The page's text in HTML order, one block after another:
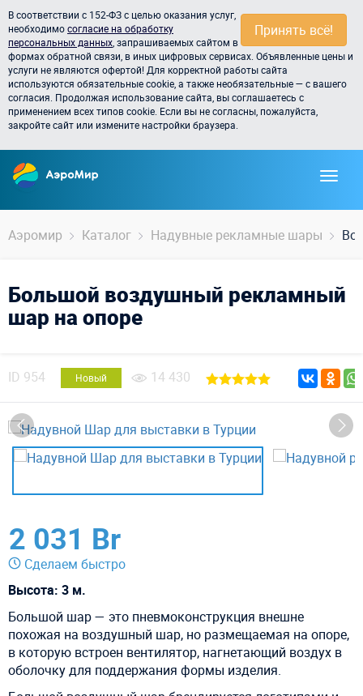
Принять всё!
В соответствии с 152-ФЗ с целью оказания услуг,
необходимосогласие на обработку
персональных данных , запрашиваемых сайтом в
формах обратной связи, в иных цифровых сервисах. Объявленные цены и
услуги не являются офертой! Для корректной работы сайта
используются обязательные cookie, а также необязательные — с вашего
согласия. Продолжая использование сайта, вы соглашаетесь с
применением всех типов cookie. Если вы не согласны, пожалуйста,
закройте сайт или измените настройки браузера.
Аэромир Каталог Надувные рекламные шары
Большой воздушный рекламный
шар на опоре
ID 954 Новый 14 430
2 031 Br
Сделаем быстро
Высота: 3 м.
Большой шар — это пневмоконструкция внешне
похожая на воздушный шар, но размещаемая на опоре,
в которую встроен вентилятор, нагнетающий воздух в
оболочку для поддержания формы изделия.